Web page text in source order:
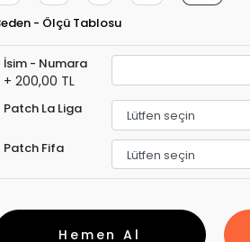
- Ölçü Tablosu
İsim - Numara
+ 200,00 TL
Patch La Liga
Patch Fifa
Hemen Al